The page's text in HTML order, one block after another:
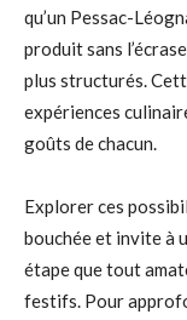
qu’un Pessac-
produit sans
plus structurés.
expériences
goûts de chacun.
Explorer ces
bouchée et invite à
étape que tout
festifs. Pour